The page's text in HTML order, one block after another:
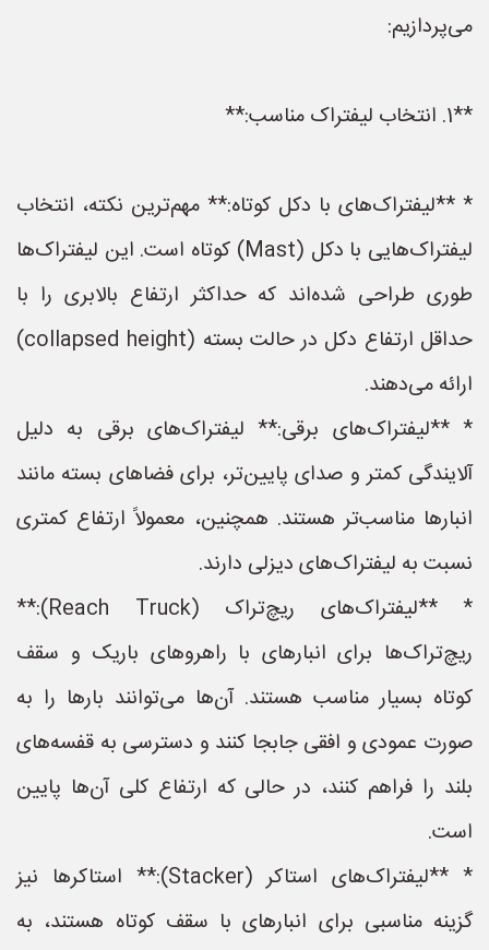
می‌پردازیم:
**1. انتخاب لیفتراک مناسب:**
* **لیفتراک‌های با دکل کوتاه:** مهم‌ترین نکته، انتخاب
لیفتراک‌هایی با دکل (Mast) کوتاه است. این لیفتراک‌ها
طوری طراحی شده‌اند که حداکثر ارتفاع بالابری را با
حداقل ارتفاع دکل در حالت بسته (collapsed height)
ارائه می‌دهند.
* **لیفتراک‌های برقی:** لیفتراک‌های برقی به دلیل
آلایندگی کمتر و صدای پایین‌تر، برای فضاهای بسته مانند
انبارها مناسب‌تر هستند. همچنین، معمولاً ارتفاع کمتری
نسبت به لیفتراک‌های دیزلی دارند.
* **لیفتراک‌های ریچ‌تراک (Reach Truck):**
ریچ‌تراک‌ها برای انبارهای با راهروهای باریک و سقف
کوتاه بسیار مناسب هستند. آن‌ها می‌توانند بارها را به
صورت عمودی و افقی جابجا کنند و دسترسی به قفسه‌های
بلند را فراهم کنند، در حالی که ارتفاع کلی آن‌ها پایین
است.
* **لیفتراک‌های استاکر (Stacker):** استاکرها نیز
گزینه مناسبی برای انبارهای با سقف کوتاه هستند، به